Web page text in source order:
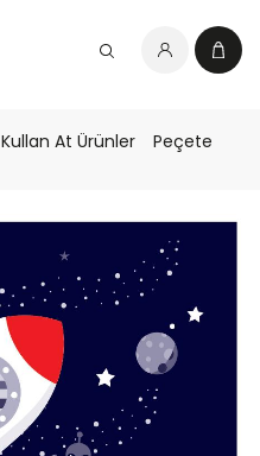
Kullan At Ürünler Peçete